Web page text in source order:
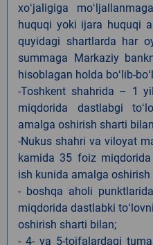
xoʻjaligiga
huquqi yoki ijara huquqi
quyidagi shartlarda har
summaga Markaziy
hisoblagan holda boʻlib-
-Toshkent shahrida – 1
miqdorida dastlabgi
amalga oshirish sharti
-Nukus shahri va viloyat
kamida 35 foiz miqdorida
ish kunida amalga
- boshqa aholi
miqdorida dastlabki
oshirish sharti bilan;
- 4- va 5-toifalardagi